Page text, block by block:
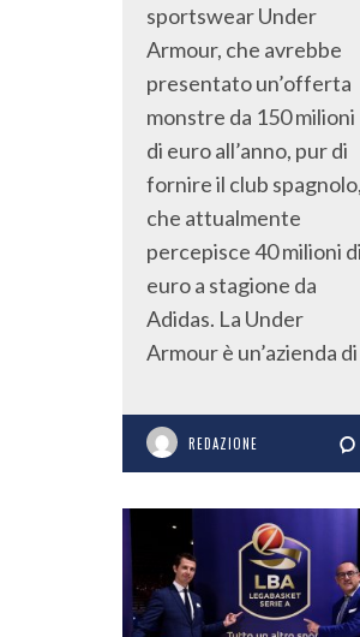
sportswear Under
Armour, che avrebbe
presentato un’offerta
monstre da 150 milioni
di euro all’anno, pur di
fornire il club spagnolo,
che attualmente
percepisce 40 milioni di
euro a stagione da
Adidas. La Under
Armour è un’azienda di
REDAZIONE